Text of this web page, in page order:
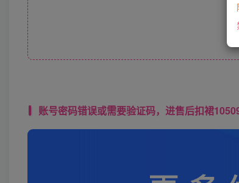
账号密码错误或需要验证码，进售后扣裙